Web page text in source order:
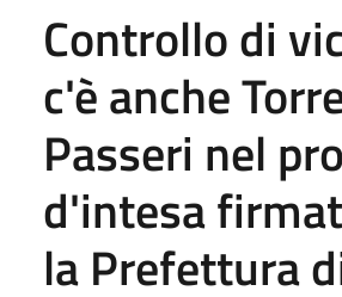
Controllo di
c'è anche
Passeri nel
d'intesa
la Prefettura